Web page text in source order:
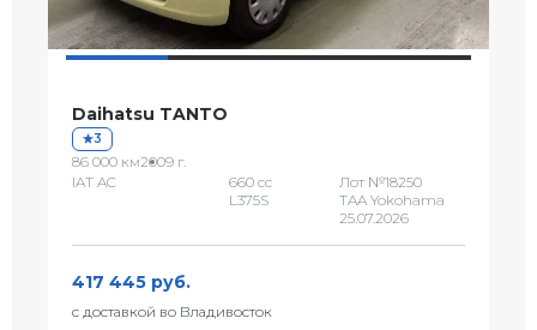
Daihatsu TANTO
3
86 000 км2009 г.
IAT AC
660 сс
L375S
Лот №18250
TAA Yokohama
25.07.2026
417 445 руб.
с доставкой во Владивосток